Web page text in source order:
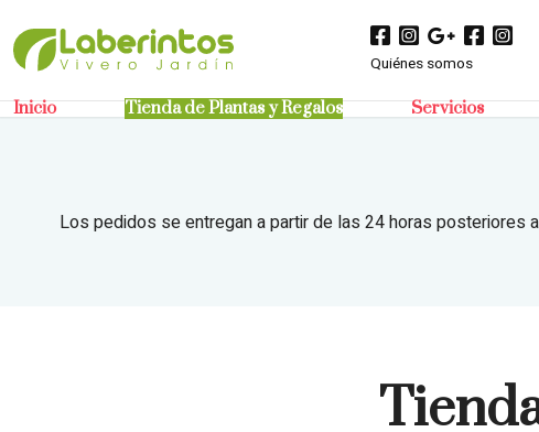
Quiénes somos
Inicio Tienda de Plantas y Regalos Servicios
Los pedidos se entregan a partir de las 24 horas posteriores